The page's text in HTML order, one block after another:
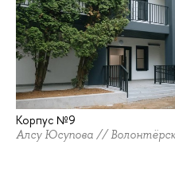
Корпус №9
Алсу Юсупова //